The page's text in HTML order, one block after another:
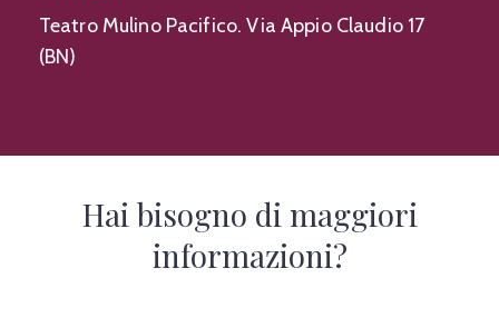
Teatro Mulino Pacifico. Via Appio Claudio 17
(BN)
Hai bisogno di maggiori
informazioni?